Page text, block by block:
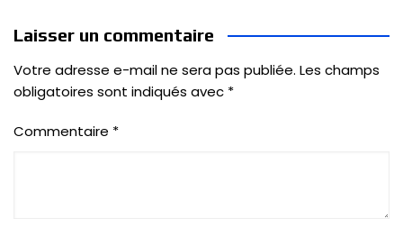
Laisser un commentaire
Votre adresse e-mail ne sera pas publiée. Les champs
obligatoires sont indiqués avec *
Commentaire *